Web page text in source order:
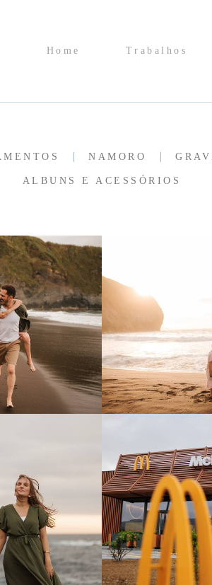
Home Trabalhos
NAMORO
ALBUNS E ACESSÓRIOS
0